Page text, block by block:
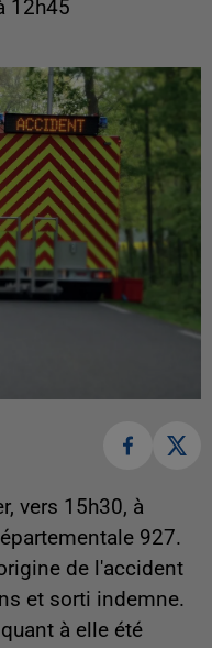
12h45
vers 15h30, à
927.
de l'accident
et sorti indemne.
à elle été